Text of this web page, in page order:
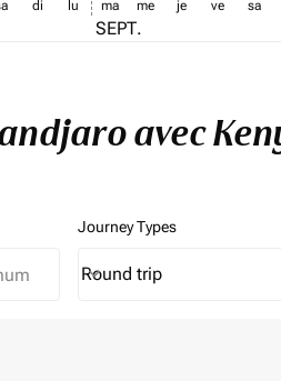
di lu ma
SEPT.
me je ve sa
avec
Journey Types
Journey Types option
Round trip
keyboard_arrow_down